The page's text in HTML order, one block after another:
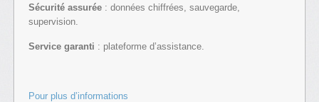
Sécurité assurée : données chiffrées, sauvegarde,
supervision.
Service garanti : plateforme d’assistance.
Pour plus d’informations